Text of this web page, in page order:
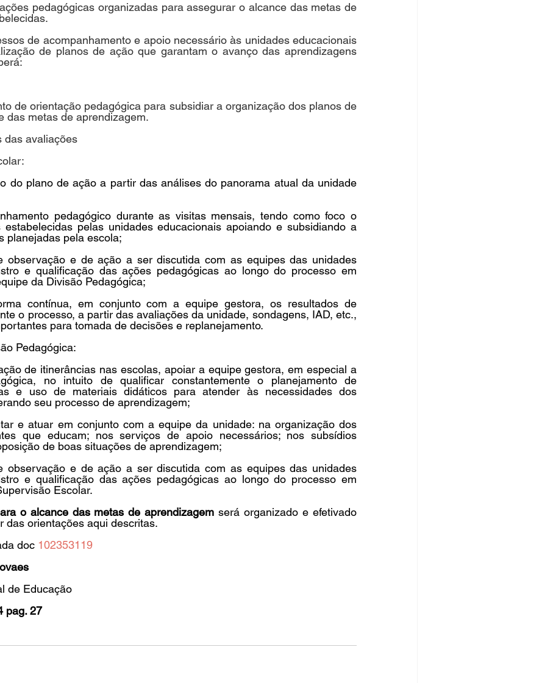
pedagógicas organizadas para assegurar o alcance das metas de
de acompanhamento e apoio necessário às unidades educacionais
de planos de ação que garantam o avanço das aprendizagens
de orientação pedagógica para subsidiar a organização dos planos de
das metas de aprendizagem.
das avaliações
do plano de ação a partir das análises do panorama atual da unidade
pedagógico durante as visitas mensais, tendo como foco o
pelas unidades educacionais apoiando e subsidiando a
planejadas pela escola;
observação e de ação a ser discutida com as equipes das unidades
e qualificação das ações pedagógicas ao longo do processo em
da Divisão Pedagógica;
contínua, em conjunto com a equipe gestora, os resultados de
o processo, a partir das avaliações da unidade, sondagens, IAD, etc.,
para tomada de decisões e replanejamento.
Pedagógica:
de itinerâncias nas escolas, apoiar a equipe gestora, em especial a
no intuito de qualificar constantemente o planejamento de
e uso de materiais didáticos para atender às necessidades dos
seu processo de aprendizagem;
e atuar em conjunto com a equipe da unidade: na organização dos
que educam; nos serviços de apoio necessários; nos subsídios
de boas situações de aprendizagem;
observação e de ação a ser discutida com as equipes das unidades
e qualificação das ações pedagógicas ao longo do processo em
Escolar.
o alcance das metas de aprendizagem será organizado e efetivado
das orientações aqui descritas.
doc 102353119
de Educação
pag. 27